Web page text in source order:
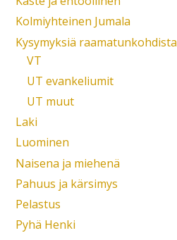
Kolmiyhteinen Jumala
Kysymyksiä raamatunkohdista
VT
UT evankeliumit
UT muut
Laki
Luominen
Naisena ja miehenä
Pahuus ja kärsimys
Pelastus
Pyhä Henki